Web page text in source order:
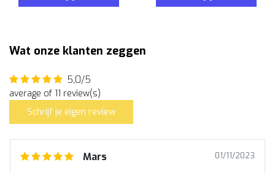
Wat onze klanten zeggen
5,0/5
average of 11 review(s)
Schrijf je eigen review
Mars 01/11/2023